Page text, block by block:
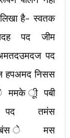
है- स्वतक
पद जीम
पद
निसस
ूीपबी
पद तमंस
ेमस